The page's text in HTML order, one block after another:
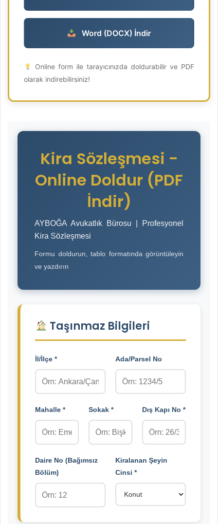
Word (DOCX) İndir
Online form ile tarayıcınızda doldurabilir ve PDF
olarak indirebilirsiniz!
Kira Sözleşmesi -
Online Doldur (PDF
İndir)
AYBOĞA Avukatlık Bürosu | Profesyonel
Kira Sözleşmesi
Formu doldurun, tablo formatında görüntüleyin
ve yazdırın
Taşınmaz Bilgileri
İl/İlçe * Ada/Parsel No
Mahalle * Sokak * Dış Kapı No *
Daire No (Bağımsız
Bölüm)
Kiralanan Şeyin
Cinsi *